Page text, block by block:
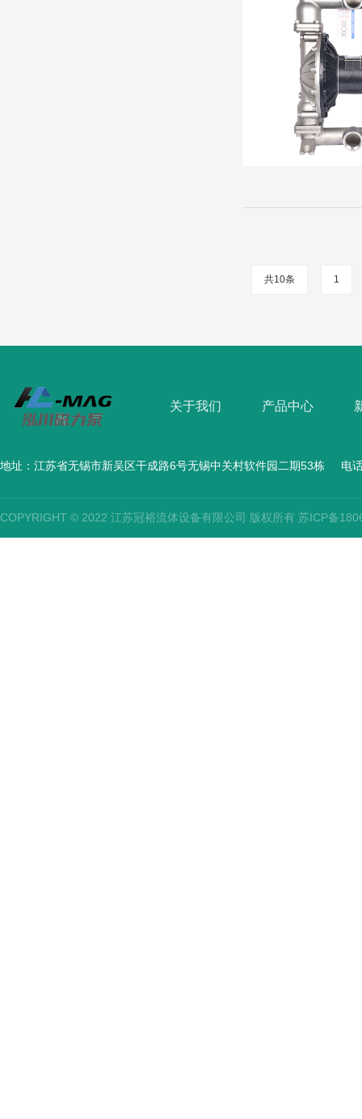
共10条 1
关于我们 产品中心
地址：江苏省无锡市新吴区干成路6号无锡中关村软件园二期53栋 电
COPYRIGHT © 2022 江苏冠裕流体设备有限公司 版权所有 苏ICP备